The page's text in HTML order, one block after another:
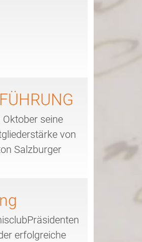
seine
von
Salzburger
erfolgreiche